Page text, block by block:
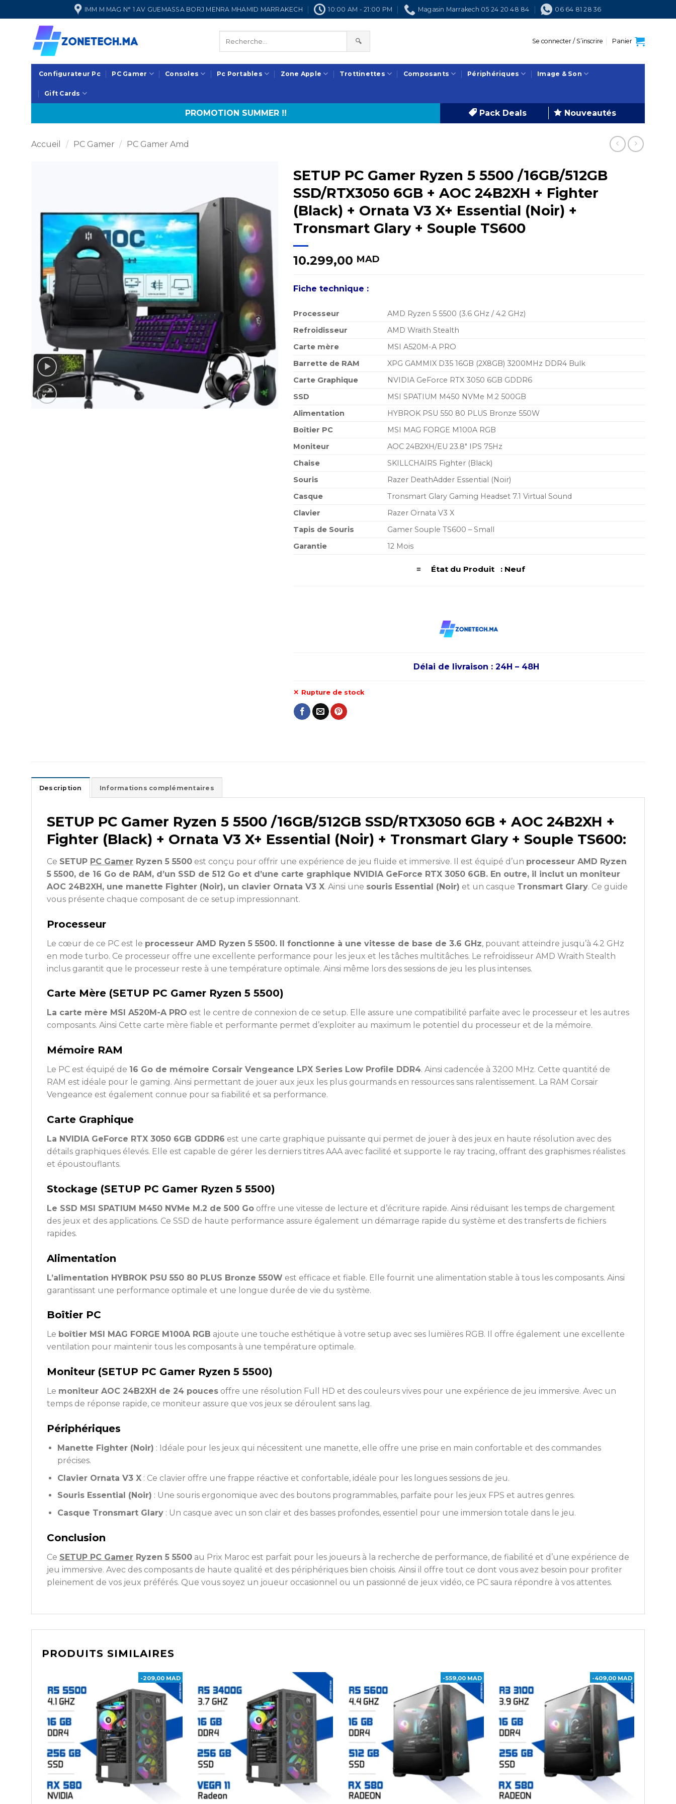
au
IMM M MAG N° 1 AV GUEMASSA BORJ MENRA MHAMID MARRAKECH 10:00 AM - 21:00 PM Magasin Marrakech 05 24 20 48 84 06 64 81 28 36
🔍 Se connecter / S’inscrire Panier
Configurateur Pc PC Gamer Consoles Pc Portables Zone Apple Trottinettes Composants Périphériques Image & Son
Gift Cards
PROMOTION SUMMER !! Pack Deals Nouveautés
Accueil / PC Gamer / PC Gamer Amd
SETUP PC Gamer Ryzen 5 5500 /16GB/512GB
SSD/RTX3050 6GB + AOC 24B2XH + Fighter
(Black) + Ornata V3 X+ Essential (Noir) +
Tronsmart Glary + Souple TS600
10.299,00 MAD
Fiche technique :
Processeur
AMD Ryzen 5 5500 (3.6 GHz / 4.2 GHz)
Refroidisseur
AMD Wraith Stealth
Carte mère
MSI A520M-A PRO
Barrette de RAM
XPG GAMMIX D35 16GB (2X8GB) 3200MHz DDR4 Bulk
Carte Graphique
NVIDIA GeForce RTX 3050 6GB GDDR6
SSD
MSI SPATIUM M450 NVMe M.2 500GB
Alimentation
HYBROK PSU 550 80 PLUS Bronze 550W
Boîtier PC
MSI MAG FORGE M100A RGB
Moniteur
AOC 24B2XH/EU 23.8″ IPS 75Hz
Chaise
SKILLCHAIRS Fighter (Black)
Souris
Razer DeathAdder Essential (Noir)
Casque
Tronsmart Glary Gaming Headset 7.1 Virtual Sound
Clavier
Razer Ornata V3 X
Tapis de Souris
Gamer Souple TS600 – Small
Garantie
12 Mois
≡ État du Produit : Neuf
Délai de livraison : 24H – 48H
Rupture de stock
Description Informations complémentaires
SETUP PC Gamer Ryzen 5 5500 /16GB/512GB SSD/RTX3050 6GB + AOC 24B2XH +
Fighter (Black) + Ornata V3 X+ Essential (Noir) + Tronsmart Glary + Souple TS600:
Ce SETUP PC Gamer Ryzen 5 5500 est conçu pour offrir une expérience de jeu fluide et immersive. Il est équipé d’un processeur AMD Ryzen
5 5500, de 16 Go de RAM, d’un SSD de 512 Go et d’une carte graphique NVIDIA GeForce RTX 3050 6GB. En outre, il inclut un moniteur
AOC 24B2XH, une manette Fighter (Noir), un clavier Ornata V3 X. Ainsi une souris Essential (Noir) et un casque Tronsmart Glary. Ce guide
vous présente chaque composant de ce setup impressionnant.
Processeur
Le cœur de ce PC est le processeur AMD Ryzen 5 5500. Il fonctionne à une vitesse de base de 3.6 GHz, pouvant atteindre jusqu’à 4.2 GHz
en mode turbo. Ce processeur offre une excellente performance pour les jeux et les tâches multitâches. Le refroidisseur AMD Wraith Stealth
inclus garantit que le processeur reste à une température optimale. Ainsi même lors des sessions de jeu les plus intenses.
Carte Mère (SETUP PC Gamer Ryzen 5 5500)
La carte mère MSI A520M-A PRO est le centre de connexion de ce setup. Elle assure une compatibilité parfaite avec le processeur et les autres
composants. Ainsi Cette carte mère fiable et performante permet d’exploiter au maximum le potentiel du processeur et de la mémoire.
Mémoire RAM
Le PC est équipé de 16 Go de mémoire Corsair Vengeance LPX Series Low Profile DDR4. Ainsi cadencée à 3200 MHz. Cette quantité de
RAM est idéale pour le gaming. Ainsi permettant de jouer aux jeux les plus gourmands en ressources sans ralentissement. La RAM Corsair
Vengeance est également connue pour sa fiabilité et sa performance.
Carte Graphique
La NVIDIA GeForce RTX 3050 6GB GDDR6 est une carte graphique puissante qui permet de jouer à des jeux en haute résolution avec des
détails graphiques élevés. Elle est capable de gérer les derniers titres AAA avec facilité et supporte le ray tracing, offrant des graphismes réalistes
et époustouflants.
Stockage (SETUP PC Gamer Ryzen 5 5500)
Le SSD MSI SPATIUM M450 NVMe M.2 de 500 Go offre une vitesse de lecture et d’écriture rapide. Ainsi réduisant les temps de chargement
des jeux et des applications. Ce SSD de haute performance assure également un démarrage rapide du système et des transferts de fichiers
rapides.
Alimentation
L’alimentation HYBROK PSU 550 80 PLUS Bronze 550W est efficace et fiable. Elle fournit une alimentation stable à tous les composants. Ainsi
garantissant une performance optimale et une longue durée de vie du système.
Boîtier PC
Le boîtier MSI MAG FORGE M100A RGB ajoute une touche esthétique à votre setup avec ses lumières RGB. Il offre également une excellente
ventilation pour maintenir tous les composants à une température optimale.
Moniteur (SETUP PC Gamer Ryzen 5 5500)
Le moniteur AOC 24B2XH de 24 pouces offre une résolution Full HD et des couleurs vives pour une expérience de jeu immersive. Avec un
temps de réponse rapide, ce moniteur assure que vos jeux se déroulent sans lag.
Périphériques
Manette Fighter (Noir) : Idéale pour les jeux qui nécessitent une manette, elle offre une prise en main confortable et des commandes
précises.
Clavier Ornata V3 X: Ce clavier offre une frappe réactive et confortable, idéale pour les longues sessions de jeu.
Souris Essential (Noir) : Une souris ergonomique avec des boutons programmables, parfaite pour les jeux FPS et autres genres.
Casque Tronsmart Glary: Un casque avec un son clair et des basses profondes, essentiel pour une immersion totale dans le jeu.
Conclusion
Ce SETUP PC Gamer Ryzen 5 5500 au Prix Maroc est parfait pour les joueurs à la recherche de performance, de fiabilité et d’une expérience de
jeu immersive. Avec des composants de haute qualité et des périphériques bien choisis. Ainsi il offre tout ce dont vous avez besoin pour profiter
pleinement de vos jeux préférés. Que vous soyez un joueur occasionnel ou un passionné de jeux vidéo, ce PC saura répondre à vos attentes.
PRODUITS SIMILAIRES
-209,00 MAD -559,00 MAD -409,00 MAD